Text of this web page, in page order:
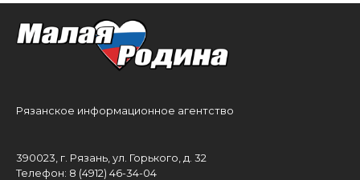
Рязанское информационное агентство
390023, г. Рязань, ул. Горького, д. 32
Телефон: 8 (4912) 46-34-04